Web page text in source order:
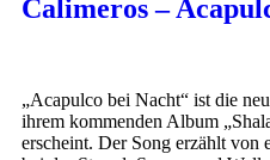
Calimeros –
„Acapulco bei Nacht“ ist die
ihrem kommenden Album
erscheint. Der Song erzählt von